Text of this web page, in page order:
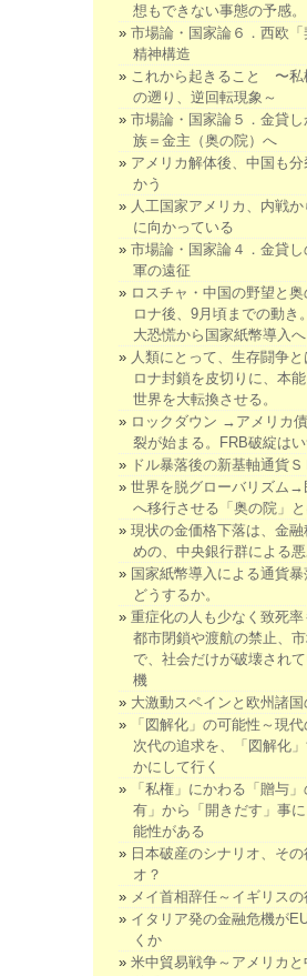
想もできない事態の予感。
市場論・国家論６．西欧
精神構造
これから起きること 〜私
の遡り、逆回転現象～
市場論・国家論５．金貸
族＝金主（奥の院）へ
アメリカ解体後、中国も分
かう
人工国家アメリカ、内戦
に向かっている
市場論・国家論４．金貸
軍の遠征
ロスチャ・中国の野望と
ロナ後、9月頃までの動き
大恐慌から国家紙幣導入へ
人類にとって、生存闘争
ロナ封鎖を皮切りに、本能
世界を大転換させる。
ロックダウン →アメリカ
裂が始まる。FRB破綻はい
ドル暴落後の新基軸通貨
世界を脱グローバリズム→
へ移行させる「奥の院」
現状の金価格下落は、金
めの、中央銀行群による悪
国家紙幣導入による通貨
どうするか。
重症化の人も少なく致死率
都市閉鎖や渡航の禁止、
で、社会だけが破壊され
機
大激動スペインと欧州諸国
「図解化」の可能性～現
次代の追求を、「図解化
かにして行く
「私権」にかわる「贈与
有」から「開きだす」事
能性がある
日本破産のシナリオ、その
オ？
メイ首相辞任～イギリスの
イタリア発の金融危機が
くか
米中貿易戦争～アメリカ